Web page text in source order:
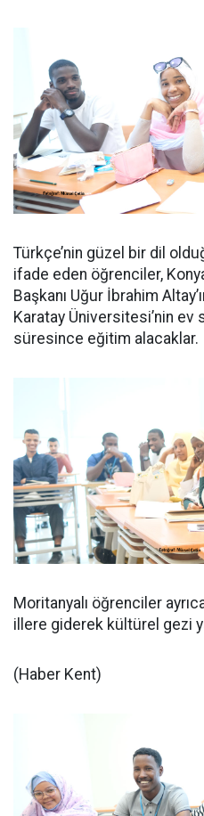
Türkçe’nin güzel bir dil
ifade eden öğrenciler,
Başkanı Uğur İbrahim
Karatay Üniversitesi’nin ev
süresince eğitim alacaklar.
Moritanyalı öğrenciler
illere giderek kültürel gezi
(Haber Kent)